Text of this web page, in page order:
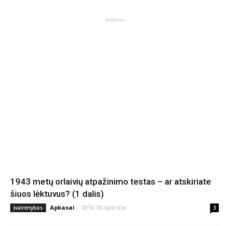
- reklama -
1943 metų orlaivių atpažinimo testas – ar atskiriate
šiuos lėktuvus? (1 dalis)
Įvairenybės Apkasai - 2019 18 lapkričio 3